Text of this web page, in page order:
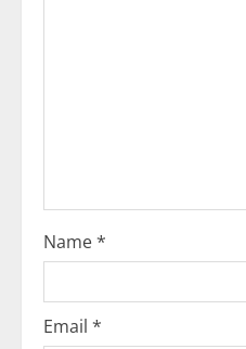
i
o
n
Name*
Email *